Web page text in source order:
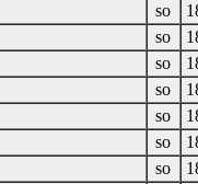
so
so
so
so
so
so
so